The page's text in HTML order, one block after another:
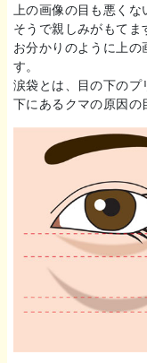
上の画像の目も悪くな
そうで親しみがもてま
お分かりのように上
す。
涙袋とは、目の下の
下にあるクマの原因の